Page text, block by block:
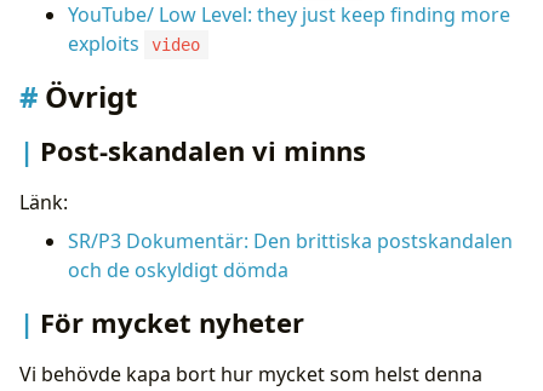
YouTube/ Low Level: they just keep finding more
exploits
video
Övrigt
Post-skandalen vi minns
Länk:
SR/P3 Dokumentär: Den brittiska postskandalen
och de oskyldigt dömda
För mycket nyheter
Vi behövde kapa bort hur mycket som helst denna